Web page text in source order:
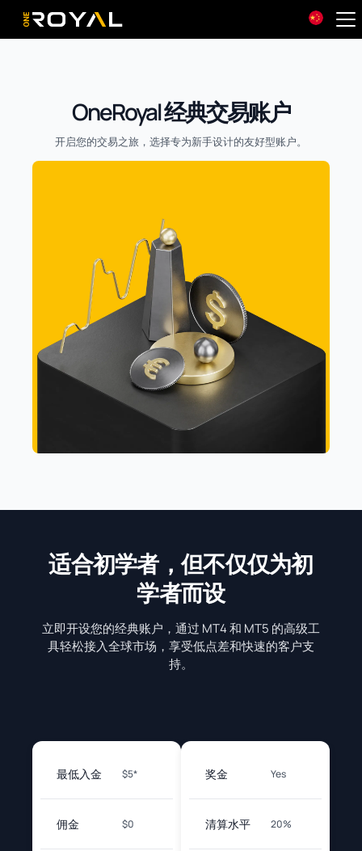
OneRoyal Home
OneRoyal 经典交易账户
开启您的交易之旅，选择专为新手设计的友好型账户。
适合初学者，但不仅仅为初
学者而设
立即开设您的经典账户，通过 MT4 和 MT5 的高级工
具轻松接入全球市场，享受低点差和快速的客户支
持。
最低入金 $5*
佣金 $0
奖金 Yes
清算水平 20%